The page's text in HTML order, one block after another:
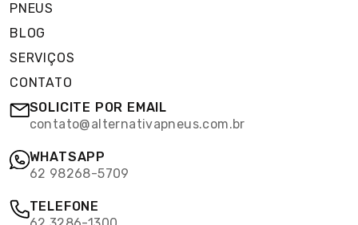
PNEUS
BLOG
SERVIÇOS
CONTATO
SOLICITE POR EMAIL
contato@alternativapneus.com.br
WHATSAPP
62 98268-5709
TELEFONE